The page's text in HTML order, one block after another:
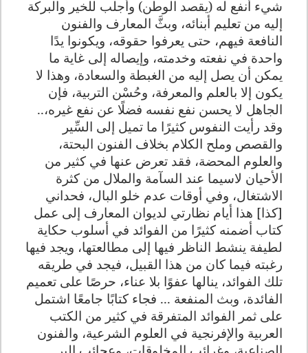
شيء أنفع له (يقصد الوطن) وأجلب للخير والبركة
إليه من تعليم أبنائه، وبثَّ المعارف والفنون
النافعة فيهم، حتى يعرفوا حقوقه، ويكونوا يدًا
واحدة في نفعته وخدمته، وإيصاله إلى غاية ما
يمكن أن يصل إليه من الغبطة والسعادة، وهذا لا
يكون إلا بالعلم والمعرفة، وحُسْن التربية، فإن
الجاهل لا يحسن نفع نفسه فضلًا عن نفع غيره،..
وقد رأيت النفوس كثيرًا ما تميل إلى السِّير
والقصص وملح الكلام بخلاف الفنون البحتة،
والعلوم المحضة، فقد تعرض عنها في كثير من
الأحيان لاسيما عند السآمة والملال من كثرة
الاشتغال، وفي أوقات عدم خلو البال، فحداني
[كذا] هذا أيام نظارتي لديوان المعارف إلى عمل
كتاب أضمنه كثيرًا من الفوائد في أسلوب حكاية
لطيفة ينشط الناظر فيها إلى مطالعتها، ويجد فيها
رغبته فيما كان من هذا القبيل، فيجد في طريقه
تلك الفوائد، ينالها عفوًا بلا عناء، حرصًا على تعميم
الفائدة، وبث المنفعة ... فجاء كتابًا جامعًا اشتمل
على ثمر الفوائد المتفرقة في كثير من الكتب
العربية والإفرنجية في العلوم الشرعية، والفنون